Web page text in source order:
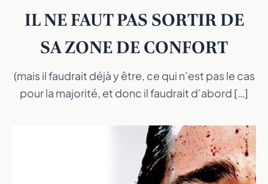
IL NE FAUT PAS SORTIR DE
SA ZONE DE CONFORT
(mais il faudrait déjà y être, ce qui n’est pas le cas
pour la majorité, et donc il faudrait d’abord […]